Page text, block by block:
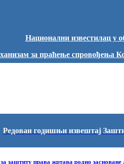
Национални известилац у
за праћење спровођења
Редован годишњи извештај
заштиту права жртава родно